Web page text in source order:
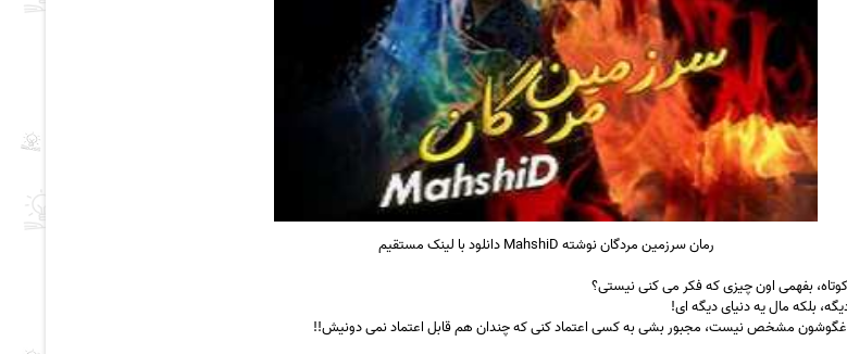
رمان سرزمین مردگان نوشته MahshiD دانلود با لینک مستقیم
بفهمی اون چیزی که فکر می کنی نیستی؟
بلکه مال یه دنیای دیگه ای!
مشخص نیست، مجبور بشی به کسی اعتماد کنی که چندان هم قابل اعتماد نمی دونیش!!